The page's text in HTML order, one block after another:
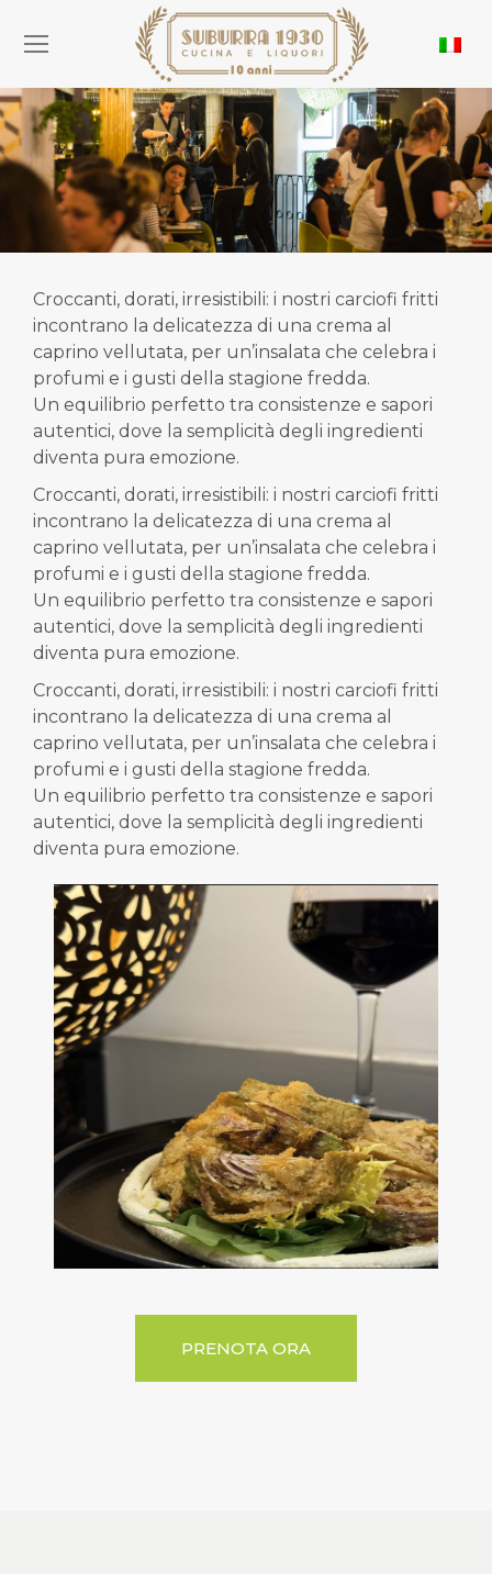
Croccanti, dorati, irresistibili: i nostri carciofi fritti
incontrano la delicatezza di una crema al
caprino vellutata, per un’insalata che celebra i
profumi e i gusti della stagione fredda.
Un equilibrio perfetto tra consistenze e sapori
autentici, dove la semplicità degli ingredienti
diventa pura emozione.
Croccanti, dorati, irresistibili: i nostri carciofi fritti
incontrano la delicatezza di una crema al
caprino vellutata, per un’insalata che celebra i
profumi e i gusti della stagione fredda.
Un equilibrio perfetto tra consistenze e sapori
autentici, dove la semplicità degli ingredienti
diventa pura emozione.
Croccanti, dorati, irresistibili: i nostri carciofi fritti
incontrano la delicatezza di una crema al
caprino vellutata, per un’insalata che celebra i
profumi e i gusti della stagione fredda.
Un equilibrio perfetto tra consistenze e sapori
autentici, dove la semplicità degli ingredienti
diventa pura emozione.
PRENOTA ORA